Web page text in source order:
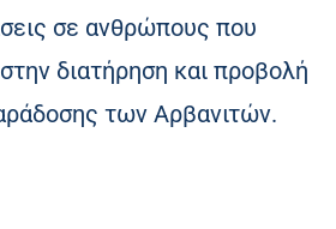
σε ανθρώπους που
διατήρηση και προβολή
των Αρβανιτών.